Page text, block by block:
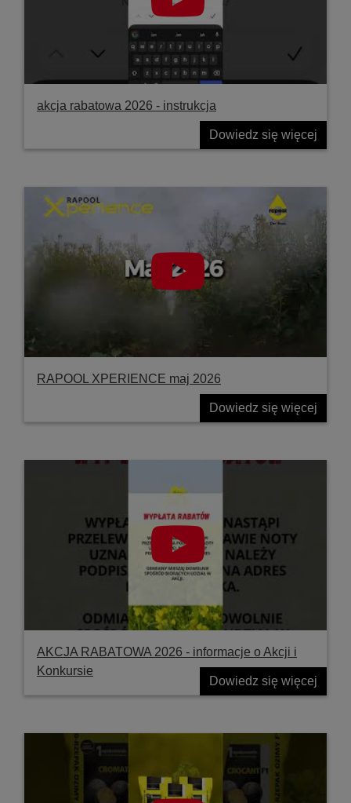
akcja rabatowa 2026 - instrukcja
Dowiedz się więcej
RAPOOL XPERIENCE maj 2026
Dowiedz się więcej
AKCJA RABATOWA 2026 - informacje o Akcji i
Konkursie
Dowiedz się więcej